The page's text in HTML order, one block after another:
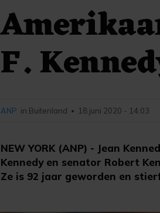
F.
NEW YORK (ANP) - Jean
Kennedy en senator Robert
Ze is 92 jaar geworden en
ANP in Buitenland • 18 juni 2020 - 14:03